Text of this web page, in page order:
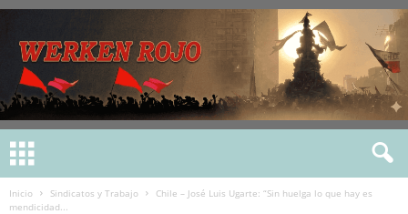
Inicio Sindicatos y Trabajo
Chile – José Luis Ugarte: “Sin huelga lo que hay es
mendicidad...